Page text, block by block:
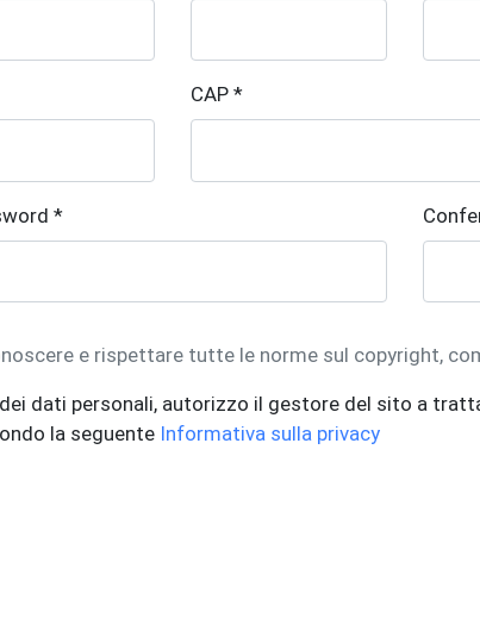
CAP *
*
e rispettare tutte le norme sul copyright,
dati personali, autorizzo il gestore del sito a
la seguente Informativa sulla privacy